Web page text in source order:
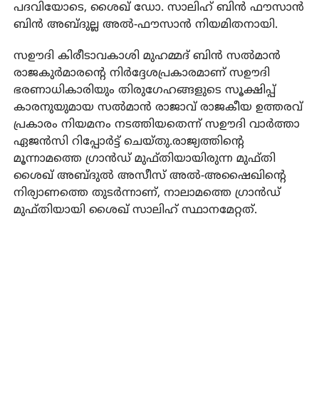
പദവിയോടെ, ശൈഖ് ഡോ. സാലിഹ് ബിന്‍ ഫൗസാന്‍
ബിന്‍ അബ്ദുല്ല അല്‍-ഫൗസാന്‍ നിയമിതനായി.
സഊദി കിരീടാവകാശി മുഹമ്മദ് ബിന്‍ സല്‍മാന്‍
രാജകുര്‍മാരന്റെ നിര്‍ദ്ദേശപ്രകാരമാണ് സഊദി
ഭരണാധികാരിയും തിരുഗേഹങ്ങളുടെ സൂക്ഷിപ്പ്
കാരനുയുമായ സല്‍മാന്‍ രാജാവ് രാജകീയ ഉത്തരവ്
പ്രകാരം നിയമനം നടത്തിയതെന്ന് സഊദി വാര്‍ത്താ
ഏജന്‍സി റിപ്പോര്‍ട്ട് ചെയ്തു.രാജ്യത്തിന്റെ
മൂന്നാമത്തെ ഗ്രാന്‍ഡ് മുഫ്തിയായിരുന്ന മുഫ്തി
ശൈഖ് അബ്ദുല്‍ അസീസ് അല്‍-അഷൈഖിന്റെ
നിര്യാണത്തെ തുടര്‍ന്നാണ്, നാലാമത്തെ ഗ്രാന്‍ഡ്
മുഫ്തിയായി ശൈഖ് സാലിഹ് സ്ഥാനമേറ്റത്.